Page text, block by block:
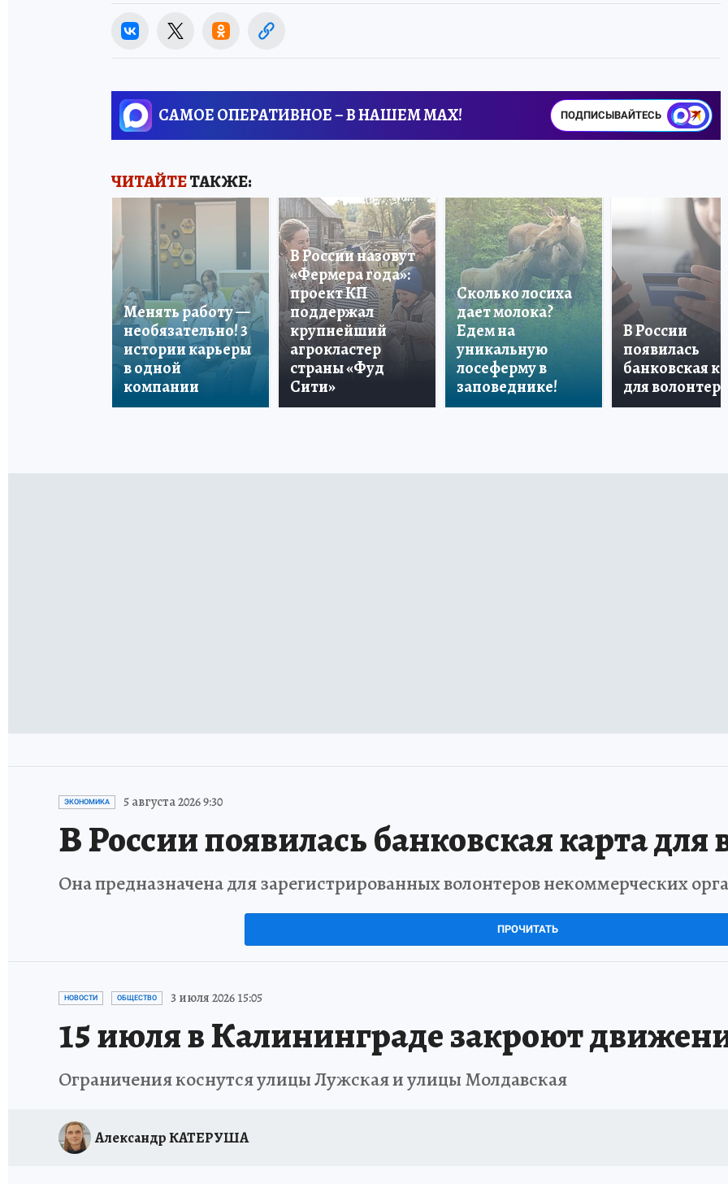
САМОЕ ОПЕРАТИВНОЕ – В НАШЕМ MAX! ПОДПИСЫВАЙТЕСЬ
ЧИТАЙТЕТАКЖЕ:
Менять работу —
необязательно! 3
истории карьеры
в одной
компании
В России назовут
«Фермера года»:
проект КП
поддержал
крупнейший
агрокластер
страны «Фуд
Сити»
Сколько лосиха
дает молока?
Едем на
уникальную
лосеферму в
заповеднике!
В России
появилась
банковская
для волонтеров
ЭКОНОМИКА 5 августа 2026 9:30
В России появилась банковская карта для
Она предназначена для зарегистрированных волонтеров некоммерческих
ПРОЧИТАТЬ
НОВОСТИ ОБЩЕСТВО 3 июля 2026 15:05
15 июля в Калининграде закроют
Ограничения коснутся улицы Лужская и улицы Молдавская
Александр КАТЕРУША